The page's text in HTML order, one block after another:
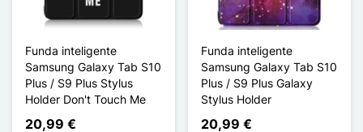
Funda inteligente
Samsung Galaxy Tab S10
Plus / S9 Plus Stylus
Holder Don't Touch Me
20,99 €
Funda inteligente
Samsung Galaxy Tab S10
Plus / S9 Plus Galaxy
Stylus Holder
20,99 €